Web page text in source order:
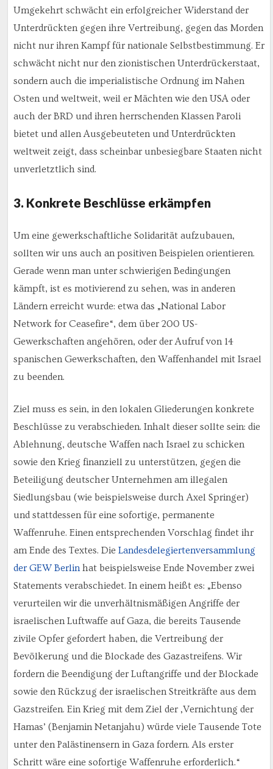
Umgekehrt schwächt ein erfolgreicher Widerstand der
Unterdrückten gegen ihre Vertreibung, gegen das Morden
nicht nur ihren Kampf für nationale Selbstbestimmung. Er
schwächt nicht nur den zionistischen Unterdrückerstaat,
sondern auch die imperialistische Ordnung im Nahen
Osten und weltweit, weil er Mächten wie den USA oder
auch der BRD und ihren herrschenden Klassen Paroli
bietet und allen Ausgebeuteten und Unterdrückten
weltweit zeigt, dass scheinbar unbesiegbare Staaten nicht
unverletztlich sind.
3. Konkrete Beschlüsse erkämpfen
Um eine gewerkschaftliche Solidarität aufzubauen,
sollten wir uns auch an positiven Beispielen orientieren.
Gerade wenn man unter schwierigen Bedingungen
kämpft, ist es motivierend zu sehen, was in anderen
Ländern erreicht wurde: etwa das „National Labor
Network for Ceasefire“, dem über 200 US-
Gewerkschaften angehören, oder der Aufruf von 14
spanischen Gewerkschaften, den Waffenhandel mit Israel
zu beenden.
Ziel muss es sein, in den lokalen Gliederungen konkrete
Beschlüsse zu verabschieden. Inhalt dieser sollte sein: die
Ablehnung, deutsche Waffen nach Israel zu schicken
sowie den Krieg finanziell zu unterstützen, gegen die
Beteiligung deutscher Unternehmen am illegalen
Siedlungsbau (wie beispielsweise durch Axel Springer)
und stattdessen für eine sofortige, permanente
Waffenruhe. Einen entsprechenden Vorschlag findet ihr
am Ende des Textes. Die Landesdelegiertenversammlung
der GEW Berlinhat beispielsweise Ende November zwei
Statements verabschiedet. In einem heißt es: „Ebenso
verurteilen wir die unverhältnismäßigen Angriffe der
israelischen Luftwaffe auf Gaza, die bereits Tausende
zivile Opfer gefordert haben, die Vertreibung der
Bevölkerung und die Blockade des Gazastreifens. Wir
fordern die Beendigung der Luftangriffe und der Blockade
sowie den Rückzug der israelischen Streitkräfte aus dem
Gazstreifen. Ein Krieg mit dem Ziel der ‚Vernichtung der
Hamas’ (Benjamin Netanjahu) würde viele Tausende Tote
unter den Palästinensern in Gaza fordern. Als erster
Schritt wäre eine sofortige Waffenruhe erforderlich.“